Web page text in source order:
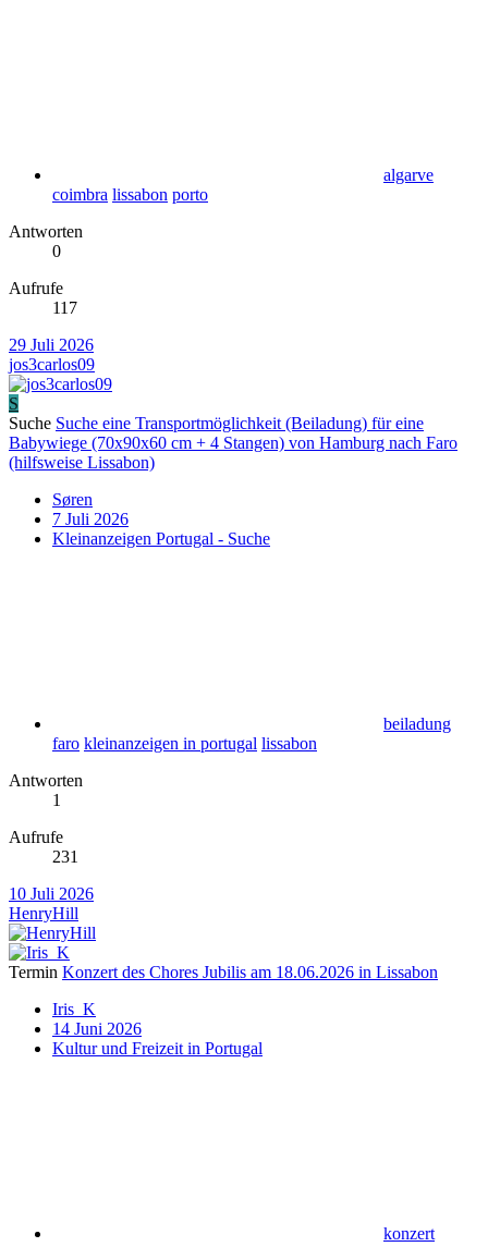
algarve
coimbra lissabon porto
Antworten
0
Aufrufe
117
29 Juli 2026
jos3carlos09
S
Suche Suche eine Transportmöglichkeit (Beiladung) für eine
Babywiege (70x90x60 cm + 4 Stangen) von Hamburg nach Faro
(hilfsweise Lissabon)
Søren
7 Juli 2026
Kleinanzeigen Portugal - Suche
beiladung
faro kleinanzeigen in portugal lissabon
Antworten
1
Aufrufe
231
10 Juli 2026
HenryHill
Termin Konzert des Chores Jubilis am 18.06.2026 in Lissabon
Iris_K
14 Juni 2026
Kultur und Freizeit in Portugal
konzert